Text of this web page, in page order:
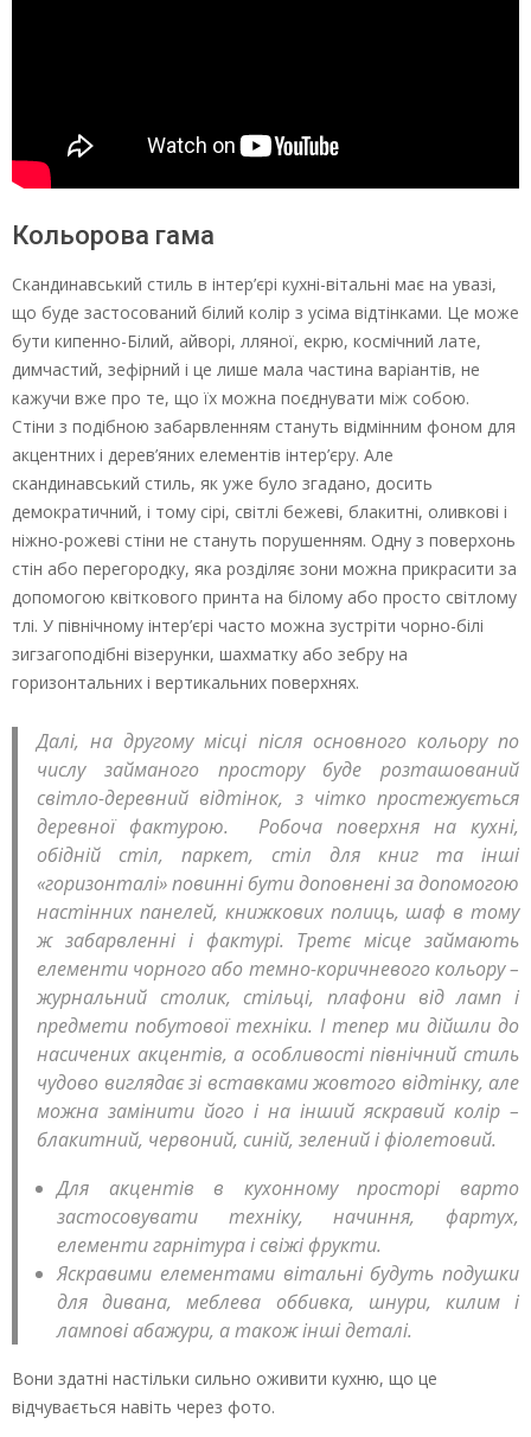
Кольорова гама
Скандинавський стиль в інтер’єрі кухні-вітальні має на увазі,
що буде застосований білий колір з усіма відтінками. Це може
бути кипенно-Білий, айворі, лляної, екрю, космічний лате,
димчастий, зефірний і це лише мала частина варіантів, не
кажучи вже про те, що їх можна поєднувати між собою.
Стіни з подібною забарвленням стануть відмінним фоном для
акцентних і дерев’яних елементів інтер’єру. Але
скандинавський стиль, як уже було згадано, досить
демократичний, і тому сірі, світлі бежеві, блакитні, оливкові і
ніжно-рожеві стіни не стануть порушенням. Одну з поверхонь
стін або перегородку, яка розділяє зони можна прикрасити за
допомогою квіткового принта на білому або просто світлому
тлі. У північному інтер’єрі часто можна зустріти чорно-білі
зигзагоподібні візерунки, шахматку або зебру на
горизонтальних і вертикальних поверхнях.
Далі, на другому місці після основного кольору по
числу займаного простору буде розташований
світло-деревний відтінок, з чітко простежується
деревної фактурою. Робоча поверхня на кухні,
обідній стіл, паркет, стіл для книг та інші
«горизонталі» повинні бути доповнені за допомогою
настінних панелей, книжкових полиць, шаф в тому
ж забарвленні і фактурі. Третє місце займають
елементи чорного або темно-коричневого кольору –
журнальний столик, стільці, плафони від ламп і
предмети побутової техніки. І тепер ми дійшли до
насичених акцентів, а особливості північний стиль
чудово виглядає зі вставками жовтого відтінку, але
можна замінити його і на інший яскравий колір –
блакитний, червоний, синій, зелений і фіолетовий.
Для акцентів в кухонному просторі варто
застосовувати техніку, начиння, фартух,
елементи гарнітура і свіжі фрукти.
Яскравими елементами вітальні будуть подушки
для дивана, меблева оббивка, шнури, килим і
лампові абажури, а також інші деталі.
Вони здатні настільки сильно оживити кухню, що це
відчувається навіть через фото.